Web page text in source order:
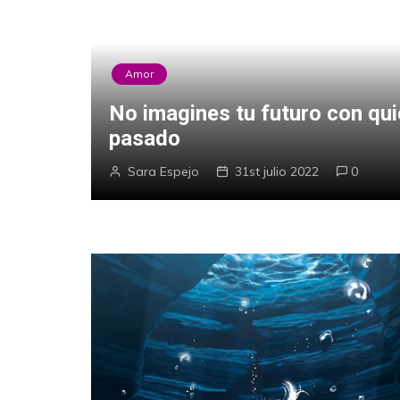
Amor
No imagines tu futuro con
pasado
Sara Espejo 31st julio 2022 0